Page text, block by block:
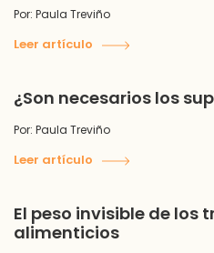
Por: Paula Treviño
Leer artículo
¿Son necesarios los
Por: Paula Treviño
Leer artículo
El peso invisible de los
alimenticios